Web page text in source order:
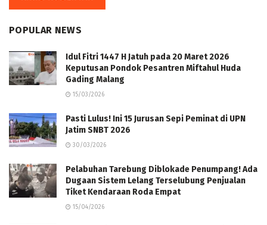
POPULAR NEWS
Idul Fitri 1447 H Jatuh pada 20 Maret 2026
Keputusan Pondok Pesantren Miftahul Huda
Gading Malang
15/03/2026
Pasti Lulus! Ini 15 Jurusan Sepi Peminat di UPN
Jatim SNBT 2026
30/03/2026
Pelabuhan Tarebung Diblokade Penumpang! Ada
Dugaan Sistem Lelang Terselubung Penjualan
Tiket Kendaraan Roda Empat
15/04/2026